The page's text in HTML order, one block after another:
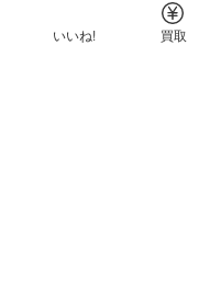
いいね! 買取